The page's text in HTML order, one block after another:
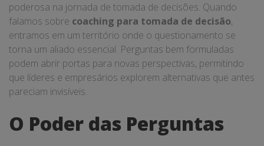
poderosa na jornada de tomada de decisões. Quando
falamos sobre coaching para tomada de decisão,
entramos em um território onde o questionamento se
torna um aliado essencial. Perguntas bem formuladas
podem abrir portas para novas perspectivas, permitindo
que líderes e empresários explorem alternativas que antes
pareciam invisíveis.
O Poder das Perguntas